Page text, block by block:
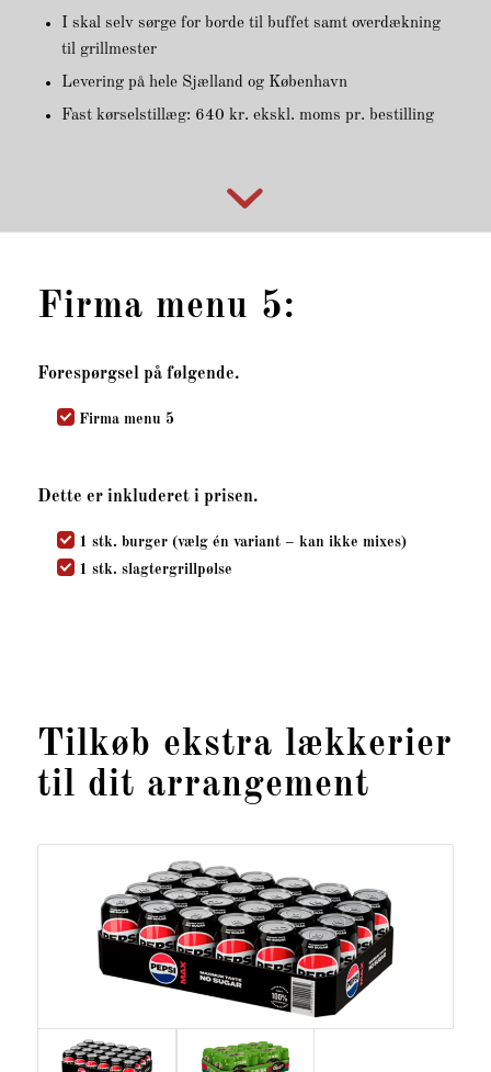
I skal selv sørge for borde til buffet samt overdækning
til grillmester
Levering på hele Sjælland og København
Fast kørselstillæg: 640 kr. ekskl. moms pr. bestilling
Firma menu 5:
Forespørgsel på følgende.
Firma menu 5
Dette er inkluderet i prisen.
1 stk. burger (vælg én variant – kan ikke mixes)
1 stk. slagtergrillpølse
Tilkøb ekstra lækkerier
til dit arrangement